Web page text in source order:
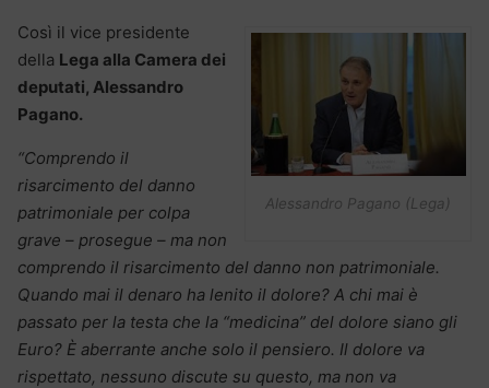
Alessandro Pagano (Lega)
Così il vice presidente
della Lega alla Camera dei
deputati, Alessandro
Pagano.
“Comprendo il
risarcimento del danno
patrimoniale per colpa
grave – prosegue – ma non
comprendo il risarcimento del danno non patrimoniale.
Quando mai il denaro ha lenito il dolore? A chi mai è
passato per la testa che la “medicina” del dolore siano gli
Euro? È aberrante anche solo il pensiero. Il dolore va
rispettato, nessuno discute su questo, ma non va